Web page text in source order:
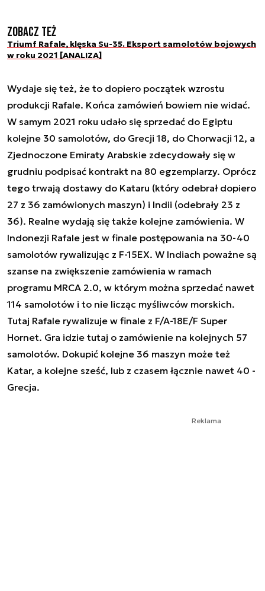
Zobacz też
Triumf Rafale, klęska Su-35. Eksport samolotów bojowych
w roku 2021 [ANALIZA]
Wydaje się też, że to dopiero początek wzrostu
produkcji Rafale. Końca zamówień bowiem nie widać.
W samym 2021 roku udało się sprzedać do Egiptu
kolejne 30 samolotów, do Grecji 18, do Chorwacji 12, a
Zjednoczone Emiraty Arabskie zdecydowały się w
grudniu podpisać kontrakt na 80 egzemplarzy. Oprócz
tego trwają dostawy do Kataru (który odebrał dopiero
27 z 36 zamówionych maszyn) i Indii (odebrały 23 z
36). Realne wydają się także kolejne zamówienia. W
Indonezji Rafale jest w finale postępowania na 30-40
samolotów rywalizując z F-15EX. W Indiach poważne są
szanse na zwiększenie zamówienia w ramach
programu MRCA 2.0, w którym można sprzedać nawet
114 samolotów i to nie licząc myśliwców morskich.
Tutaj Rafale rywalizuje w finale z F/A-18E/F Super
Hornet. Gra idzie tutaj o zamówienie na kolejnych 57
samolotów. Dokupić kolejne 36 maszyn może też
Katar, a kolejne sześć, lub z czasem łącznie nawet 40 -
Grecja.
Reklama